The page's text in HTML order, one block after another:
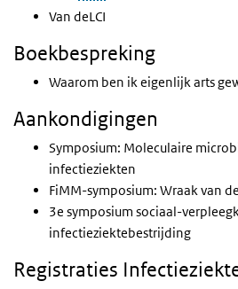
Van deLCI
Boekbespreking
Waarom ben ik eigenlijk arts
Aankondigingen
Symposium: Moleculaire
infectieziekten
FiMM-symposium: Wraak van
3e symposium sociaal-
infectieziektebestrijding
Registraties